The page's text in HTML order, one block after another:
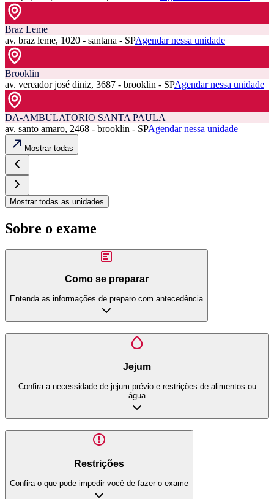
Braz Leme
av. braz leme, 1020 - santana - SPAgendar nessa unidade
Brooklin
av. vereador josé diniz, 3687 - brooklin - SPAgendar nessa unidade
DA-AMBULATORIO SANTA PAULA
av. santo amaro, 2468 - brooklin - SPAgendar nessa unidade
Mostrar todas
Mostrar todas as unidades
Sobre o exame
Como se preparar
Entenda as informações de preparo com antecedência
Jejum
Confira a necessidade de jejum prévio e restrições de alimentos ou
água
Restrições
Confira o que pode impedir você de fazer o exame